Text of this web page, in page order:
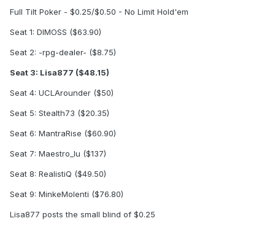
Full Tilt Poker - $0.25/$0.50 - No Limit Hold'em
Seat 1: DIMOSS ($63.90)
Seat 2: -rpg-dealer- ($8.75)
Seat 3: Lisa877 ($48.15)
Seat 4: UCLArounder ($50)
Seat 5: Stealth73 ($20.35)
Seat 6: MantraRise ($60.90)
Seat 7: Maestro_lu ($137)
Seat 8: RealistiQ ($49.50)
Seat 9: MinkeMolenti ($76.80)
Lisa877 posts the small blind of $0.25